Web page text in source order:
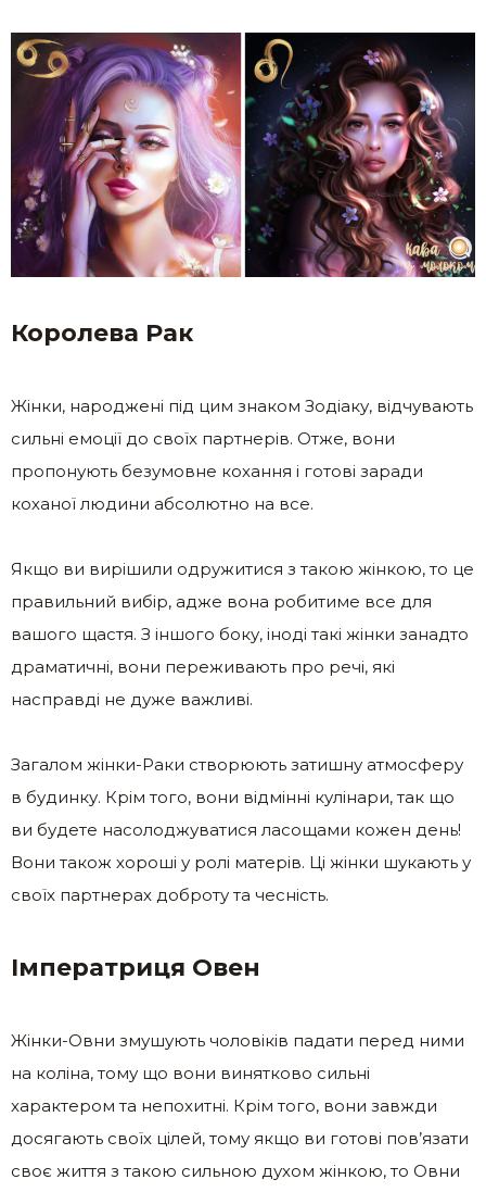
Королева Рак
Жінки, народжені під цим знаком Зодіаку, відчувають
сильні емоції до своїх партнерів. Отже, вони
пропонують безумовне кохання і готові заради
коханої людини абсолютно на все.
Якщо ви вирішили одружитися з такою жінкою, то це
правильний вибір, адже вона робитиме все для
вашого щастя. З іншого боку, іноді такі жінки занадто
драматичні, вони переживають про речі, які
насправді не дуже важливі.
Загалом жінки-Раки створюють затишну атмосферу
в будинку. Крім того, вони відмінні кулінари, так що
ви будете насолоджуватися ласощами кожен день!
Вони також хороші у ролі матерів. Ці жінки шукають у
своїх партнерах доброту та чесність.
Імператриця Овен
Жінки-Овни змушують чоловіків падати перед ними
на коліна, тому що вони винятково сильні
характером та непохитні. Крім того, вони завжди
досягають своїх цілей, тому якщо ви готові пов’язати
своє життя з такою сильною духом жінкою, то Овни